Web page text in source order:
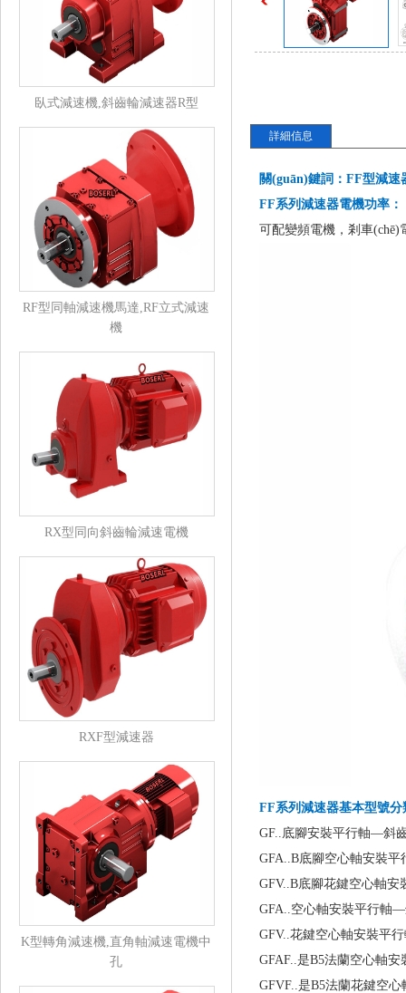
臥式減速機,斜齒輪減速器R型
RF型同軸減速機馬達,RF立式減速
機
RX型同向斜齒輪減速電機
RXF型減速器
K型轉角減速機,直角軸減速電機中
孔
詳細信息
關(guān)鍵詞：FF型減
FF系列減速器電機功率：
可配變頻電機，剎車
FF系列減速器基本型號分
GF..底腳安裝平行軸—斜
GFA..B底腳空心軸安裝
GFV..B底腳花鍵空心軸
GFA..空心軸安裝平行軸
GFV..花鍵空心軸安裝平
GFAF..是B5法蘭空心軸
GFVF..是B5法蘭花鍵空